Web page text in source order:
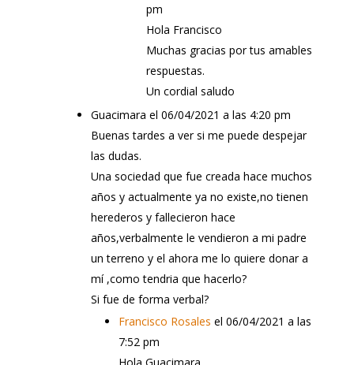
pm
Hola Francisco
Muchas gracias por tus amables
respuestas.
Un cordial saludo
Guacimara el 06/04/2021 a las 4:20 pm
Buenas tardes a ver si me puede despejar
las dudas.
Una sociedad que fue creada hace muchos
años y actualmente ya no existe,no tienen
herederos y fallecieron hace
años,verbalmente le vendieron a mi padre
un terreno y el ahora me lo quiere donar a
mí ,como tendria que hacerlo?
Si fue de forma verbal?
Francisco Rosales el 06/04/2021 a las
7:52 pm
Hola Guacimara